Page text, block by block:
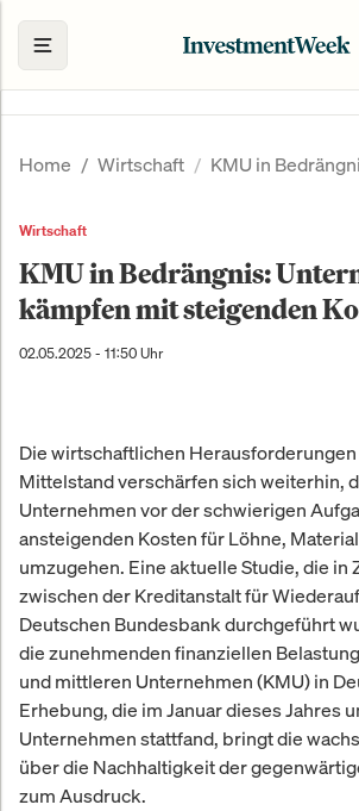
Home Wirtschaft KMU in
Wirtschaft
KMU in Bedrängnis:
kämpfen mit steigenden
02.05.2025 - 11:50 Uhr
Die wirtschaftlichen
Mittelstand verschärfen sich weiterhin,
Unternehmen vor der schwierigen
ansteigenden Kosten für Löhne,
umzugehen. Eine aktuelle Studie, die
zwischen der Kreditanstalt für
Deutschen Bundesbank durchgeführt
die zunehmenden finanziellen
und mittleren Unternehmen (KMU) in
Erhebung, die im Januar dieses Jahres
Unternehmen stattfand, bringt die
über die Nachhaltigkeit der
zum Ausdruck.